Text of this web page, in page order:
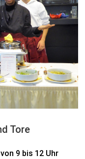
Tore
9 bis 12 Uhr